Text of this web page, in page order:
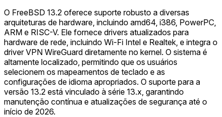
O FreeBSD 13.2 oferece suporte robusto a diversas
arquiteturas de hardware, incluindo amd64, i386, PowerPC,
ARM e RISC-V. Ele fornece drivers atualizados para
hardware de rede, incluindo Wi-Fi Intel e Realtek, e integra o
driver VPN WireGuard diretamente no kernel. O sistema é
altamente localizado, permitindo que os usuários
selecionem os mapeamentos de teclado e as
configurações de idioma apropriados. O suporte para a
versão 13.2 está vinculado à série 13.x, garantindo
manutenção contínua e atualizações de segurança até o
início de 2026.